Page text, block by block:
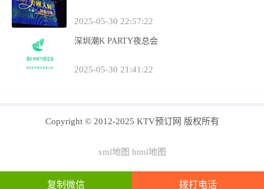
复制微信 拨打电话
2025-05-30 22:57:22
深圳潮K PARTY夜总会
2025-05-30 21:41:22
Copyright © 2012-2025 KTV预订网 版权所有
xml地图 html地图